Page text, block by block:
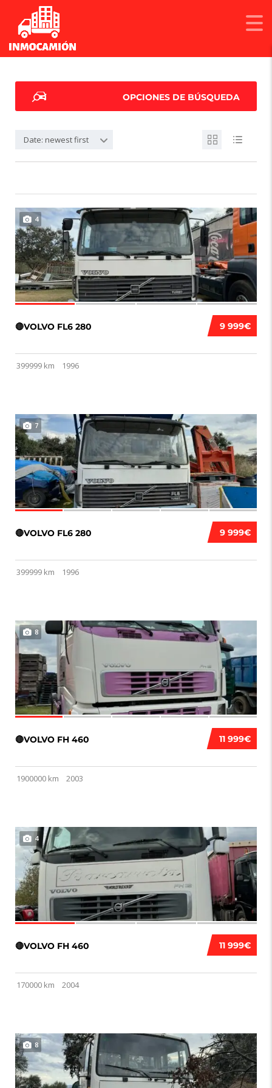
OPCIONES DE BÚSQUEDA
Date: newest first
4
9 999€
🔴VOLVO FL6 280
399999 km 1996
7
9 999€
🔴VOLVO FL6 280
399999 km 1996
8
11 999€
🔴VOLVO FH 460
1900000 km 2003
4
11 999€
🔴VOLVO FH 460
170000 km 2004
8